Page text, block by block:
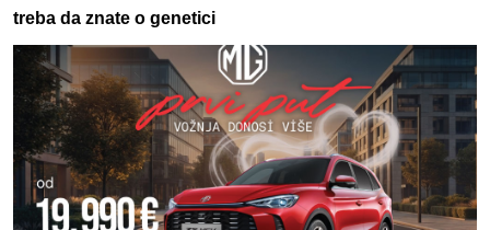
treba da znate o genetici